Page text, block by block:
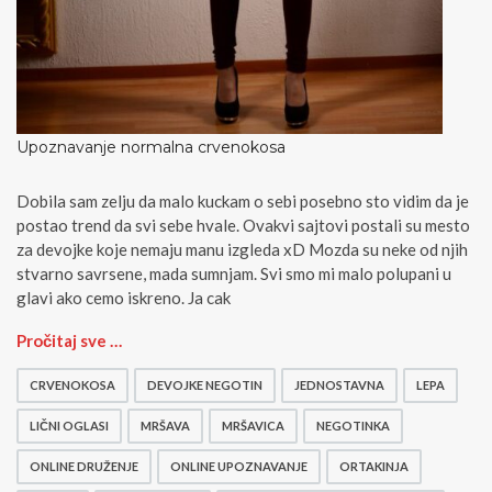
Upoznavanje normalna crvenokosa
Dobila sam zelju da malo kuckam o sebi posebno sto vidim da je
postao trend da svi sebe hvale. Ovakvi sajtovi postali su mesto
za devojke koje nemaju manu izgleda xD Mozda su neke od njih
stvarno savrsene, mada sumnjam. Svi smo mi malo polupani u
glavi ako cemo iskreno. Ja cak
U
z
a
Pročitaj sve …
CRVENOKOSA DEVOJKE NEGOTIN JEDNOSTAVNA LEPA
LIČNI OGLASI MRŠAVA MRŠAVICA NEGOTINKA
ONLINE DRUŽENJE ONLINE UPOZNAVANJE ORTAKINJA